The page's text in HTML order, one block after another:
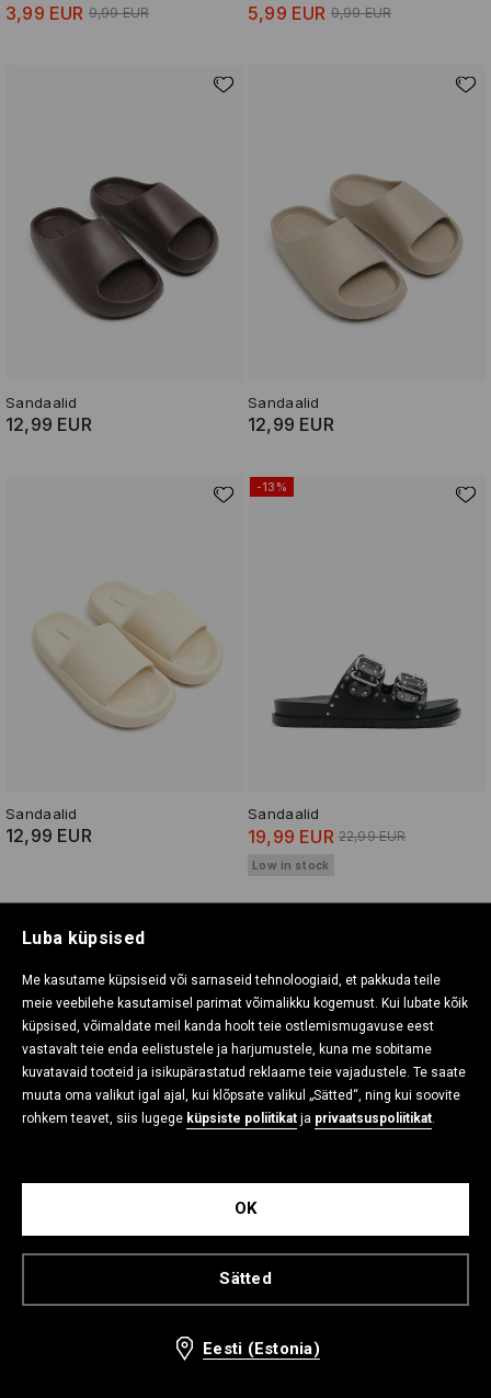
Luba küpsised
Me kasutame küpsiseid või sarnaseid tehnoloogiaid, et pakkuda teile
meie veebilehe kasutamisel parimat võimalikku kogemust. Kui lubate kõik
küpsised, võimaldate meil kanda hoolt teie ostlemismugavuse eest
vastavalt teie enda eelistustele ja harjumustele, kuna me sobitame
kuvatavaid tooteid ja isikupärastatud reklaame teie vajadustele. Te saate
muuta oma valikut igal ajal, kui klõpsate valikul „Sätted“, ning kui soovite
rohkem teavet, siis lugege küpsiste poliitikat ja privaatsuspoliitikat.
Sätted
OK
Eesti (Estonia)
3,99 EUR 9,99 EUR 5,99 EUR 9,99 EUR
Sandaalid
12,99 EUR
Sandaalid
12,99 EUR
Sandaalid
12,99 EUR
-13%
Sandaalid
19,99 EUR 22,99 EUR
Low in stock
12,99 EUR
-54%